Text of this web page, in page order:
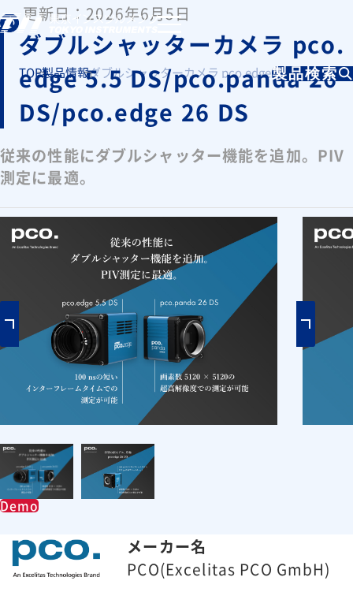
TOP製品情報ダブルシャッターカメラ pco.edge 5.5 DS/
更新日：2026年6月5日
ダブルシャッターカメラ pco.
edge 5.5 DS/pco.panda 26
DS/pco.edge 26 DS
従来の性能にダブルシャッター機能を追加。PIV
測定に最適。
Demo
メーカー名
PCO(Excelitas PCO GmbH)
製品検索